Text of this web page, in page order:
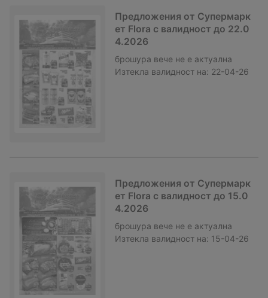
Предложения от Супермарк
ет Flora с валидност до 22.0
4.2026
брошура вече не е актуална
Изтекла валидност на: 22-04-26
Предложения от Супермарк
ет Flora с валидност до 15.0
4.2026
брошура вече не е актуална
Изтекла валидност на: 15-04-26